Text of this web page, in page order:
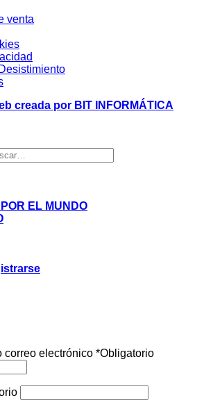
venta
creada por BIT INFORMÁTICA
EL MUNDO
correo electrónico *Obligatorio